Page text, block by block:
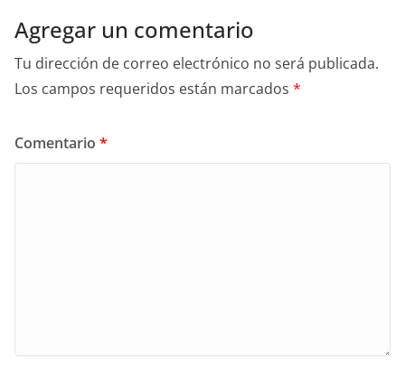
Agregar un comentario
Tu dirección de correo electrónico no será publicada.
Los campos requeridos están marcados *
Comentario *